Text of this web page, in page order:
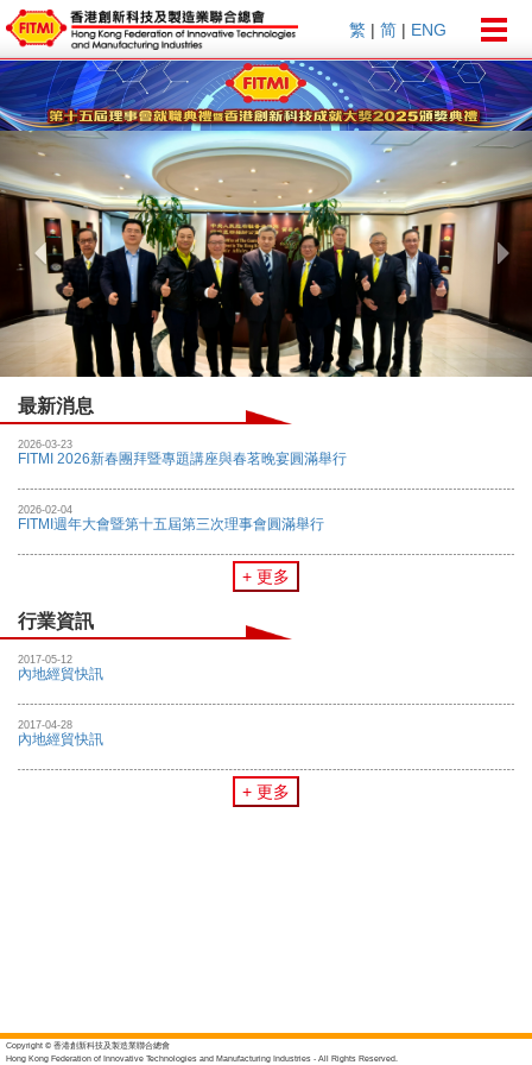
繁 | 简 | ENG
Previous
最新消息
2026-03-23
FITMI 2026新春團拜暨專題講座與春茗晚宴圓滿舉行
2026-02-04
FITMI週年大會暨第十五屆第三次理事會圓滿舉行
+ 更多
行業資訊
2017-05-12
內地經貿快訊
2017-04-28
內地經貿快訊
+ 更多
Copyright © 香港創新科技及製造業聯合總會
Hong Kong Federation of Innovative Technologies and Manufacturing Industries - All Rights Reserved.